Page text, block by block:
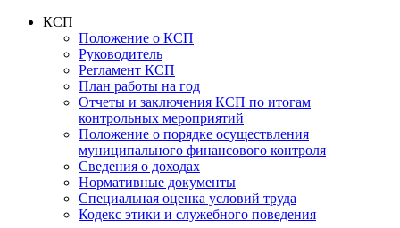
КСП
Положение о КСП
Руководитель
Регламент КСП
План работы на год
Отчеты и заключения КСП по итогам
контрольных мероприятий
Положение о порядке осуществления
муниципального финансового контроля
Сведения о доходах
Нормативные документы
Специальная оценка условий труда
Кодекс этики и служебного поведения